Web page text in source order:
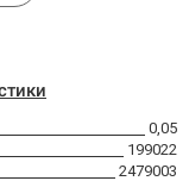
0,05
199022
2479003